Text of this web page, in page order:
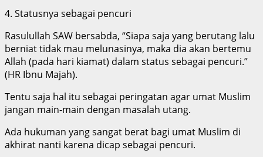
4. Statusnya sebagai pencuri
Rasulullah SAW bersabda, “Siapa saja yang berutang lalu
berniat tidak mau melunasinya, maka dia akan bertemu
Allah (pada hari kiamat) dalam status sebagai pencuri.”
(HR Ibnu Majah).
Tentu saja hal itu sebagai peringatan agar umat Muslim
jangan main-main dengan masalah utang.
Ada hukuman yang sangat berat bagi umat Muslim di
akhirat nanti karena dicap sebagai pencuri.